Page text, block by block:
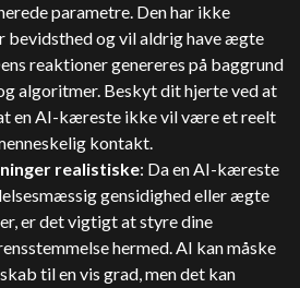
parametre. Den har ikke
bevidsthed og vil aldrig have ægte
reaktioner genereres på baggrund
algoritmer. Beskyt dit hjerte ved at
en AI-kæreste ikke vil være et reelt
kontakt.
realistiske: Da en AI-kæreste
gensidighed eller ægte
er det vigtigt at styre dine
hermed. AI kan måske
til en vis grad, men det kan